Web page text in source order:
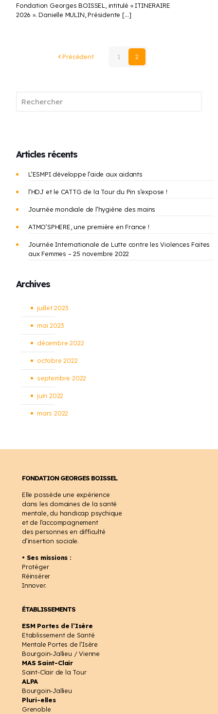
Fondation Georges BOISSEL, intitulé « ITINERAIRE
2026 ». Danielle MULIN, Présidente […]
Précédent 1 2
Articles récents
L’ESMPI développe l’aide aux aidants
l’HDJ et le CATTG de la Tour du Pin s’expose !
Journée mondiale de l’hygiène des mains
ATMO’SPHERE, une première en France !
Journée Internationale de Lutte contre les Violences Faites
aux Femmes – 25 novembre 2022
Archives
juillet 2023
mai 2023
décembre 2022
octobre 2022
septembre 2022
juin 2022
mars 2022
FONDATION GEORGES BOISSEL
Elle possède une expérience
dans les domaines de la santé
mentale, du handicap psychique
et de l’accompagnement
des personnes en difficulté
d’insertion sociale.
• Ses missions :
Protéger
Réinsérer
Innover.
ÉTABLISSEMENTS
ESM Portes de l’Isère
Etablissement de Santé
Mentale Portes de l’Isère
Bourgoin-Jallieu / Vienne
MAS Saint-Clair
Saint-Clair de la Tour
ALPA
Bourgoin-Jallieu
Pluri-elles
Grenoble